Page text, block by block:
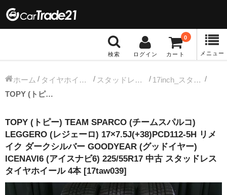
検索 ログイン カート
0
メニュー
冬タイヤホイール
13インチ：冬タイヤホイール
14インチ：冬タイヤホイール
15インチ：冬タイヤホイール
ホーム タイヤホイールセット スタッドレス中古タイヤホイール
17inch_スタッドレス中古タイヤホイール
TOPY (トピー) TEAM SPARCO (チームスパルコ) LEGGERO (レジェーロ) 17×7.5J(+38)PCD112-5H リメイク ダークシルバー GOODYEAR (グッドイヤー) ICENAVI6 (アイスナビ6) 225/55R17 中古 スタッドレス タイヤホイール 4本 [17taw039]
TOPY (トピー) TEAM SPARCO (チームスパルコ)
LEGGERO (レジェーロ) 17×7.5J(+38)PCD112-5H リメ
イク ダークシルバー GOODYEAR (グッドイヤー)
ICENAVI6 (アイスナビ6) 225/55R17 中古 スタッドレス
タイヤホイール 4本 [17taw039]